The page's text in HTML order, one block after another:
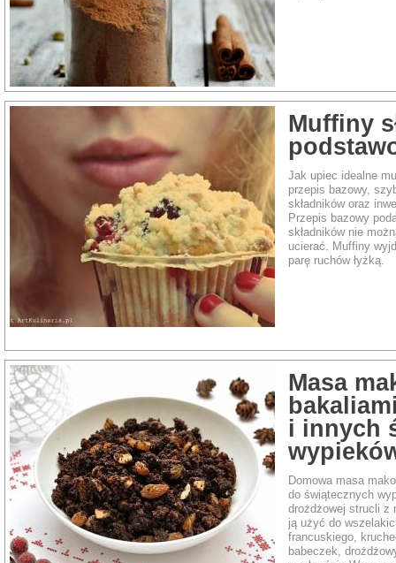
Muffiny
Jak upiec idealne
przepis bazowy,
składników oraz
Przepis bazowy
składników nie
ucierać. Muffiny
parę ruchów łyżką.
Masa
i innych
Domowa masa
do świątecznych
drożdżowej strucli z
ją użyć do
francuskiego,
babeczek,